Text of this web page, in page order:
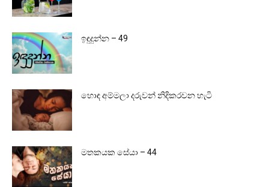
ඉඳුදුන්න – 49
හොඳ අම්මලා දරුවන් නිදිකරවන හැටි
මතකයක සේයා – 44